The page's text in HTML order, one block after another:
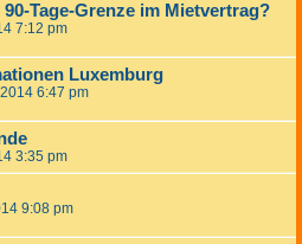
Tage-Grenze im Mietvertrag?
7:12 pm
Luxemburg
6:47 pm
3:35 pm
9:08 pm